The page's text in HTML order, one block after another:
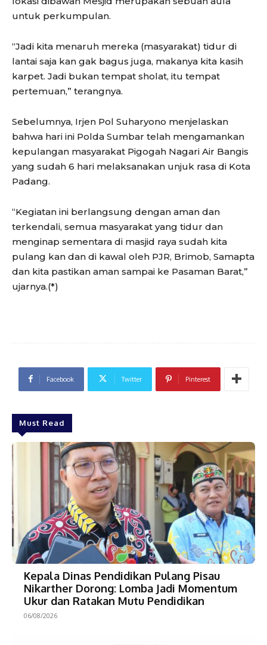
untuk perkumpulan.
“Jadi kita menaruh mereka (masyarakat) tidur di
lantai saja kan gak bagus juga, makanya kita kasih
karpet. Jadi bukan tempat sholat, itu tempat
pertemuan,” terangnya.
Sebelumnya, Irjen Pol Suharyono menjelaskan
bahwa hari ini Polda Sumbar telah mengamankan
kepulangan masyarakat Pigogah Nagari Air Bangis
yang sudah 6 hari melaksanakan unjuk rasa di Kota
Padang.
“Kegiatan ini berlangsung dengan aman dan
terkendali, semua masyarakat yang tidur dan
menginap sementara di masjid raya sudah kita
pulang kan dan di kawal oleh PJR, Brimob, Samapta
dan kita pastikan aman sampai ke Pasaman Barat,”
ujarnya.(*)
Facebook Twitter Pinterest
Must Read
Kepala Dinas Pendidikan Pulang Pisau
Nikarther Dorong: Lomba Jadi Momentum
Ukur dan Ratakan Mutu Pendidikan
06/08/2026